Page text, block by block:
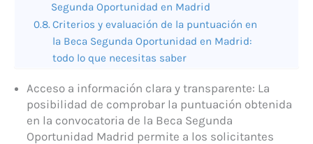
Segunda Oportunidad en Madrid
Criterios y evaluación de la puntuación en
la Beca Segunda Oportunidad en Madrid:
todo lo que necesitas saber
Acceso a información clara y transparente: La
posibilidad de comprobar la puntuación obtenida
en la convocatoria de la Beca Segunda
Oportunidad Madrid permite a los solicitantes